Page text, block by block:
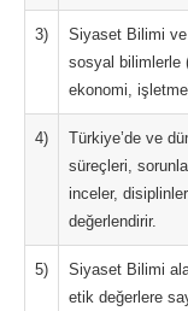
3)
Siyaset Bilimi
sosyal bilimlerle
ekonomi,
4)
Türkiye’de ve
süreçleri,
inceler,
değerlendirir.
5)
Siyaset Bilimi
etik değerlere